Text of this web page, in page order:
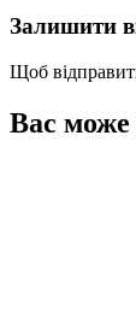
Залишити
Щоб
Вас може